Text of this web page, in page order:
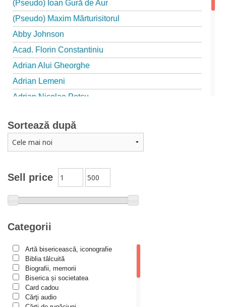
(Pseudo) Ioan Gură de Aur
(Pseudo) Maxim Mărturisitorul
Abby Johnson
Acad. Florin Constantiniu
Adrian Alui Gheorghe
Adrian Lemeni
Adrian Nicolae Petcu
Adriana Petrescu
Alexandra Rotariu
Alexandru Creţu
Alexandru Huțanu
Alexandru Lascarov-Moldovanu
Alexandru Rădescu
Alexandru Tkacenko
Alexis Torrance
Alina Ana Nistor
Sell price
Categorii
Artă bisericească, iconografie
Biblia tâlcuită
Biografii, memorii
Biserica și societatea
Card cadou
Cărţi audio
Sortează după